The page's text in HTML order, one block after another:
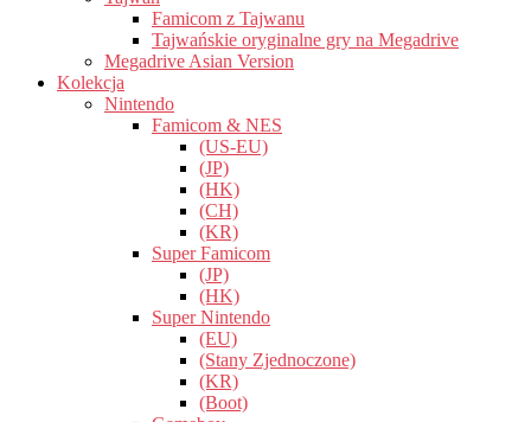
Famicom z Tajwanu
Tajwańskie oryginalne gry na Megadrive
Megadrive Asian Version
Kolekcja
Nintendo
Famicom & NES
(US-EU)
(JP)
(HK)
(CH)
(KR)
Super Famicom
(JP)
(HK)
Super Nintendo
(EU)
(Stany Zjednoczone)
(KR)
(Boot)